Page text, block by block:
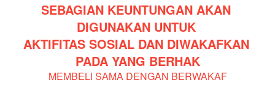
SEBAGIAN KEUNTUNGAN AKAN
DIGUNAKAN UNTUK
AKTIFITAS SOSIAL DAN DIWAKAFKAN
PADA YANG BERHAK
MEMBELI SAMA DENGAN BERWAKAF